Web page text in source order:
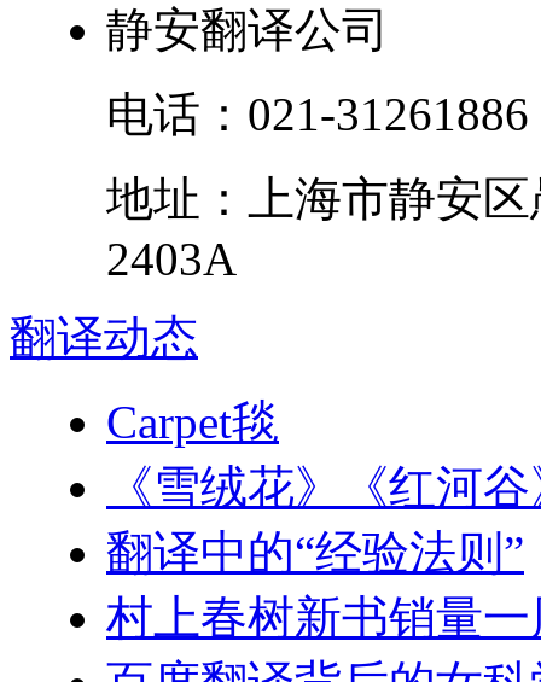
静安翻译公司
电话： 021-31261886
地址：
上海市静安区
2403A
翻译动态
Carpet毯
《雪绒花》《红河
翻译中的“经验法则”
村上春树新书销量